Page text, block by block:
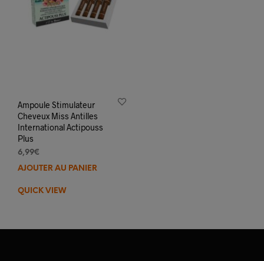
Ampoule Stimulateur
Cheveux Miss Antilles
International Actipouss
Plus
6,99€
AJOUTER AU PANIER
QUICK VIEW